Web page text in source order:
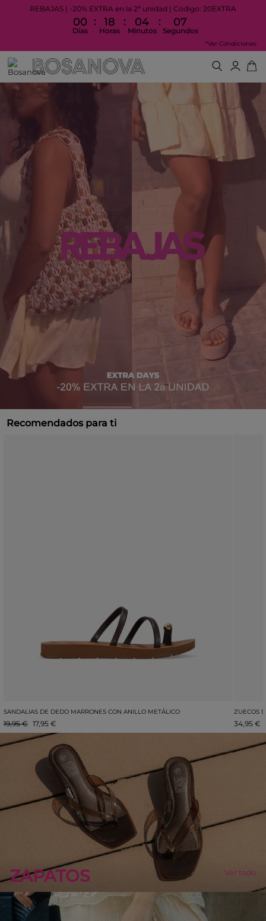
REBAJAS | -20% EXTRA en la 2ª unidad | Código: 20EXTRA
00
Días
: 18
Horas
: 04
Minutos
: 04
Segundos
*Ver Condiciones
Recomendados para ti
SANDALIAS DE DEDO MARRONES CON ANILLO METÁLICO
17,95 €
19,95 €
ZUECOS
34,95 €
ZAPATOS Ver todo